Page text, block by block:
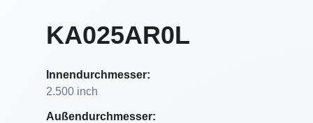
KA025AR0L
Innendurchmesser:
2.500 inch
Außendurchmesser: